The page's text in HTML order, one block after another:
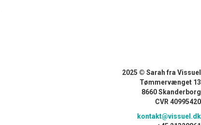
2025 © Sarah fra Vissuel
Tømmervænget 13
8660 Skanderborg
CVR 40995420
kontakt@vissuel.dk